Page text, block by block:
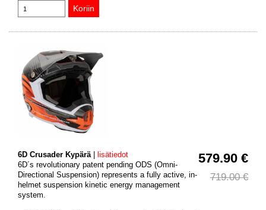
579.90 €
719.00 €
6D Crusader Kypärä|
lisätiedot
6D´s revolutionary patent pending ODS (Omni-
Directional Suspension) represents a fully active, in-
helmet suspension kinetic energy management
system.